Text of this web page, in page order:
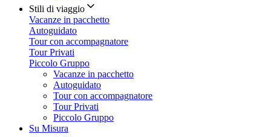
Stili di viaggio
Vacanze in pacchetto
Autoguidato
Tour con accompagnatore
Tour Privati
Piccolo Gruppo
Vacanze in pacchetto
Autoguidato
Tour con accompagnatore
Tour Privati
Piccolo Gruppo
Su Misura